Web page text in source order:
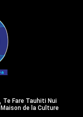
Te Fare Tauhiti Nui
Maison de la Culture